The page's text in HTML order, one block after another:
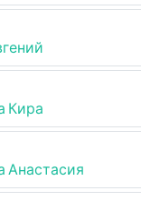
Кира
Анастасия